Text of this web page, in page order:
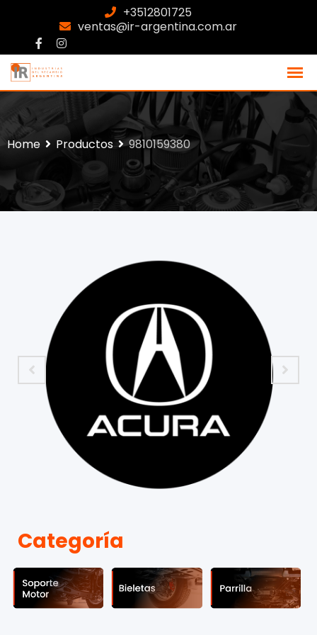
+3512801725
ventas@ir-argentina.com.ar
Home Productos 9810159380
Categoría